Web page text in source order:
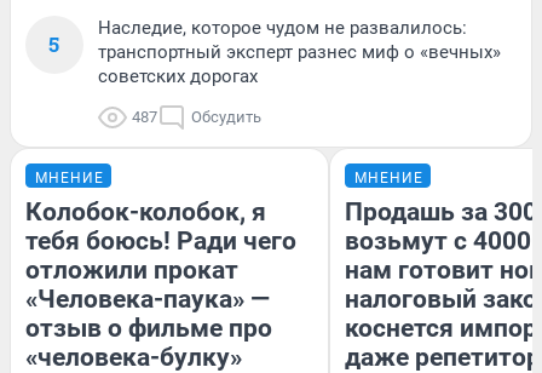
5
Наследие, которое чудом не развалилось:
транспортный эксперт разнес миф о «вечных»
советских дорогах
487 Обсудить
МНЕНИЕ
Колобок-колобок, я
тебя боюсь! Ради чего
отложили прокат
«Человека-паука» —
отзыв о фильме про
«человека-булку»
МНЕНИЕ
Продашь за
возьмут с
нам готовит
налоговый
коснется
даже